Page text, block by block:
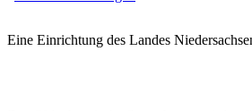
Eine Einrichtung des Landes